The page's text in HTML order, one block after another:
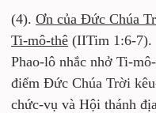
(4). Ơn của Đức Chúa
Ti-mô-thê (IITim 1:6-7).
Phao-lô nhắc nhở Ti-
điểm Đức Chúa Trời
chức-vụ và Hội thánh